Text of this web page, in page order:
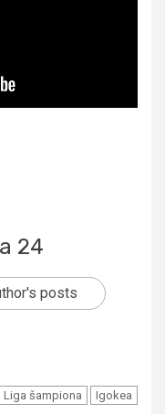
24
posts
Liga šampiona Igokea